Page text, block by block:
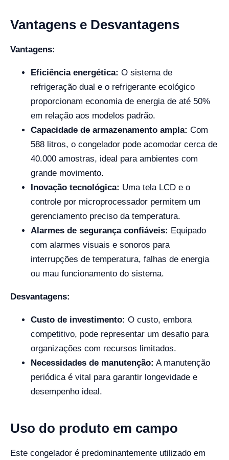
Vantagens e Desvantagens
Vantagens:
Eficiência energética: O sistema de
refrigeração dual e o refrigerante ecológico
proporcionam economia de energia de até 50%
em relação aos modelos padrão.
Capacidade de armazenamento ampla: Com
588 litros, o congelador pode acomodar cerca de
40.000 amostras, ideal para ambientes com
grande movimento.
Inovação tecnológica: Uma tela LCD e o
controle por microprocessador permitem um
gerenciamento preciso da temperatura.
Alarmes de segurança confiáveis: Equipado
com alarmes visuais e sonoros para
interrupções de temperatura, falhas de energia
ou mau funcionamento do sistema.
Desvantagens:
Custo de investimento: O custo, embora
competitivo, pode representar um desafio para
organizações com recursos limitados.
Necessidades de manutenção: A manutenção
periódica é vital para garantir longevidade e
desempenho ideal.
Uso do produto em campo
Este congelador é predominantemente utilizado em